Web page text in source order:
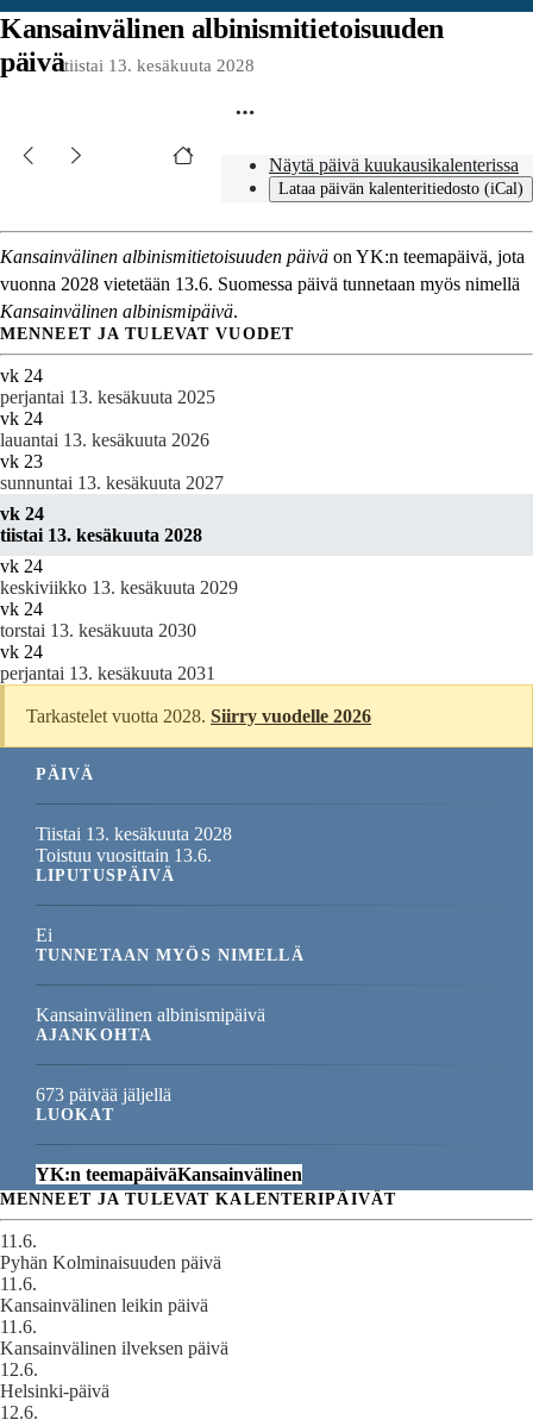
Kansainvälinen albinismitietoisuuden
päivätiistai 13. kesäkuuta 2028
Näytä päivä kuukausikalenterissa
Lataa päivän kalenteritiedosto (iCal)
Kansainvälinen albinismitietoisuuden päivä on YK:n teemapäivä, jota
vuonna 2028 vietetään 13.6. Suomessa päivä tunnetaan myös nimellä
Kansainvälinen albinismipäivä.
MENNEET JA TULEVAT VUODET
vk 24
perjantai 13. kesäkuuta 2025
vk 24
lauantai 13. kesäkuuta 2026
vk 23
sunnuntai 13. kesäkuuta 2027
vk 24
tiistai 13. kesäkuuta 2028
vk 24
keskiviikko 13. kesäkuuta 2029
vk 24
torstai 13. kesäkuuta 2030
vk 24
perjantai 13. kesäkuuta 2031
Tarkastelet vuotta 2028.Siirry vuodelle 2026
PÄIVÄ
Tiistai 13. kesäkuuta 2028
Toistuu vuosittain 13.6.
LIPUTUSPÄIVÄ
Ei
TUNNETAAN MYÖS NIMELLÄ
Kansainvälinen albinismipäivä
AJANKOHTA
673 päivää jäljellä
LUOKAT
YK:n teemapäiväKansainvälinen
MENNEET JA TULEVAT KALENTERIPÄIVÄT
11.6.
Pyhän Kolminaisuuden päivä
11.6.
Kansainvälinen leikin päivä
11.6.
Kansainvälinen ilveksen päivä
12.6.
Helsinki-päivä
12.6.